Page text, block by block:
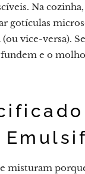
Na
gotículas
(ou vice-versa).
fundem e o
misturam